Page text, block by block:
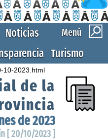
Menú
Noticias
Turismo
10-2023.html
de la
de 2023
[ 20/10/2023 ]